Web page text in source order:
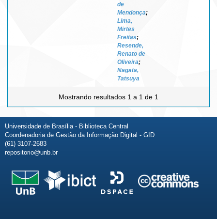
de
Mendonça;
Lima,
Mirtes
Freitas;
Resende,
Renato de
Oliveira;
Nagata,
Tatsuya
Mostrando resultados 1 a 1 de 1
Universidade de Brasília - Biblioteca Central
Coordenadoria de Gestão da Informação Digital - GID
(61) 3107-2683
repositorio@unb.br